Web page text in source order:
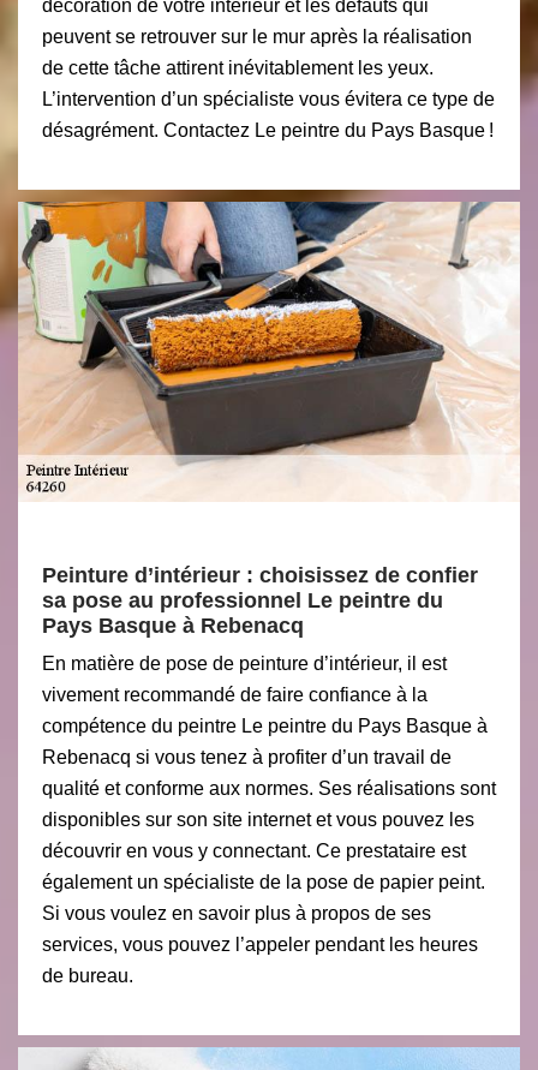
décoration de votre intérieur et les défauts qui
peuvent se retrouver sur le mur après la réalisation
de cette tâche attirent inévitablement les yeux.
L’intervention d’un spécialiste vous évitera ce type de
désagrément. Contactez Le peintre du Pays Basque !
Peinture d’intérieur : choisissez de confier
sa pose au professionnel Le peintre du
Pays Basque à Rebenacq
En matière de pose de peinture d’intérieur, il est
vivement recommandé de faire confiance à la
compétence du peintre Le peintre du Pays Basque à
Rebenacq si vous tenez à profiter d’un travail de
qualité et conforme aux normes. Ses réalisations sont
disponibles sur son site internet et vous pouvez les
découvrir en vous y connectant. Ce prestataire est
également un spécialiste de la pose de papier peint.
Si vous voulez en savoir plus à propos de ses
services, vous pouvez l’appeler pendant les heures
de bureau.